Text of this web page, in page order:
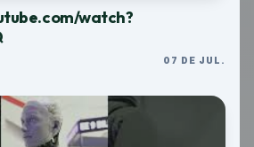
watch?
07 DE JUL.